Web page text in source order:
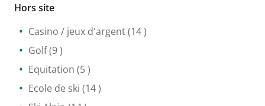
Hors site
Casino / jeux d'argent(14 )
Golf(9 )
Equitation (5 )
Ecole de ski (14 )